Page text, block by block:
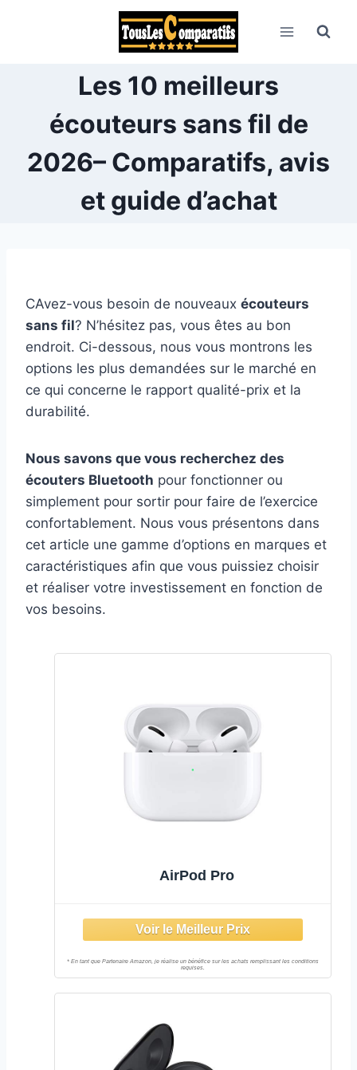
Les 10 meilleurs
écouteurs sans fil de
2026– Comparatifs, avis
et guide d’achat
CAvez-vous besoin de nouveaux écouteurs
sans fil? N’hésitez pas, vous êtes au bon
endroit. Ci-dessous, nous vous montrons les
options les plus demandées sur le marché en
ce qui concerne le rapport qualité-prix et la
durabilité.
Nous savons que vous recherchez des
écouters Bluetooth pour fonctionner ou
simplement pour sortir pour faire de l’exercice
confortablement. Nous vous présentons dans
cet article une gamme d’options en marques et
caractéristiques afin que vous puissiez choisir
et réaliser votre investissement en fonction de
vos besoins.
AirPod Pro